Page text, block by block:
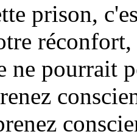
prison,
ne pourrait